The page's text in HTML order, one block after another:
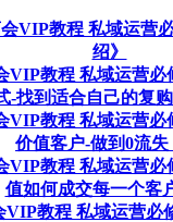
会VIP教程 私域运营
绍》
VIP教程 私域运营
-找到适合自己的复
VIP教程 私域运营
价值客户-做到0流失
VIP教程 私域运营
值如何成交每一个客
VIP教程 私域运营